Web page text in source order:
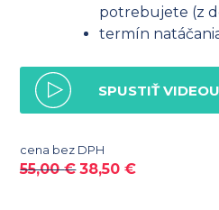
potrebujete (z
termín
SPUSTIŤ
cena bez DPH
55,00€ 38,50€